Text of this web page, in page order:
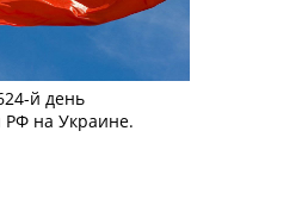
й день
на Украине.